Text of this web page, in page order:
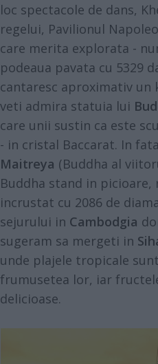
loc spectacole de dans,
regelui, Pavilionul
care merita explorata -
podeaua pavata cu 5329
cantaresc aproximativ un
veti admira statuia lui
care unii sustin ca este
- in cristal Baccarat. In
Maitreya (Buddha al
Buddha stand in picioare,
incrustat cu 2086 de
sejurului in Cambodgia
sugeram sa mergeti in
unde plajele tropicale
frumusetea lor, iar
delicioase.